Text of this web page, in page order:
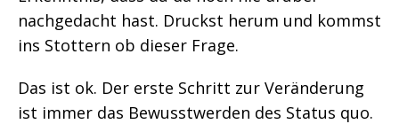
nachgedacht hast. Druckst herum und kommst
ins Stottern ob dieser Frage.
Das ist ok. Der erste Schritt zur Veränderung
ist immer das Bewusstwerden des Status quo.